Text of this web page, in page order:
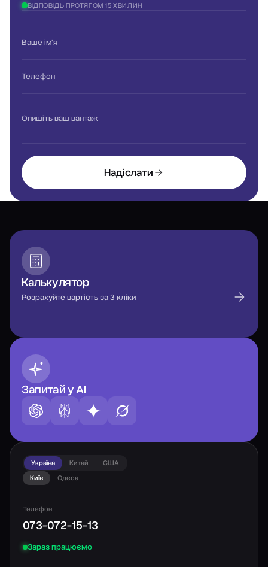
ВІДПОВІДЬ ПРОТЯГОМ 15 ХВИЛИН
Ваше ім'я
Телефон
Опишіть ваш вантаж
Надіслати
Калькулятор
Розрахуйте вартість за 3 кліки
Запитай у AI
Україна Китай
США
Київ
Одеса
Телефон
073-072-15-13
Зараз працюємо